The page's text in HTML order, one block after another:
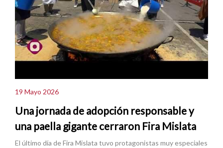
19 Mayo 2026
Una jornada de adopción responsable y
una paella gigante cerraron Fira Mislata
El último día de Fira Mislata tuvo protagonistas muy especiales